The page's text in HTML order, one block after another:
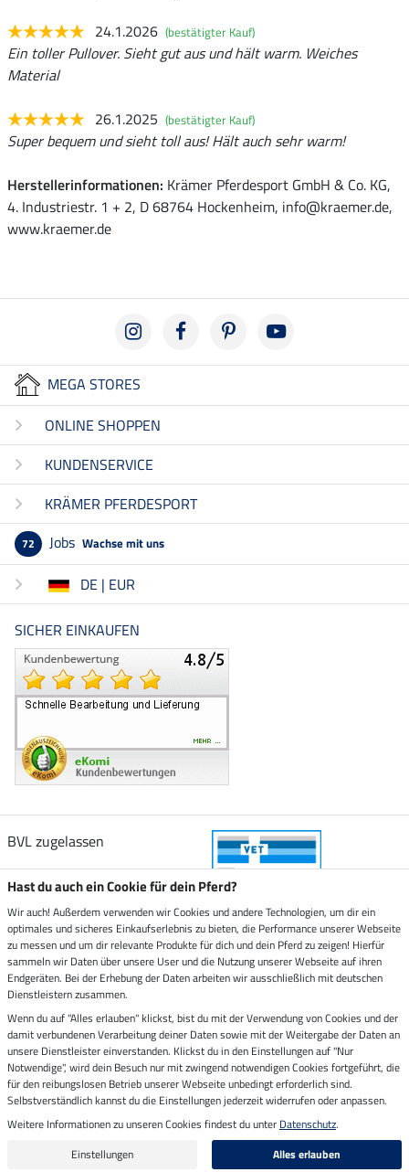
24.1.2026 (bestätigter Kauf)
Ein toller Pullover. Sieht gut aus und hält warm. Weiches
Material
26.1.2025 (bestätigter Kauf)
Super bequem und sieht toll aus! Hält auch sehr warm!
Herstellerinformationen: Krämer Pferdesport GmbH & Co. KG,
4. Industriestr. 1 + 2, D 68764 Hockenheim, info@kraemer.de,
www.kraemer.de
MEGA STORES
ONLINE SHOPPEN
KUNDENSERVICE
KRÄMER PFERDESPORT
72 Jobs Wachse mit uns
DE | EUR
SICHER EINKAUFEN
BVL zugelassen
Zustellung durch
Sicher bezahlen mit
Rechnung Vorkasse
Impressum
Letzte Aktualisierung am 08.08.2026 um 06:59
Alle Preise in Euro inkl. MwSt. zzgl.
Versandkosten
Hast du auch ein Cookie für dein Pferd?
Wir auch! Außerdem verwenden wir Cookies und andere Technologien, um dir ein
optimales und sicheres Einkaufserlebnis zu bieten, die Performance unserer Webseite
zu messen und um dir relevante Produkte für dich und dein Pferd zu zeigen! Hierfür
sammeln wir Daten über unsere User und die Nutzung unserer Webseite auf ihren
Endgeräten. Bei der Erhebung der Daten arbeiten wir ausschließlich mit deutschen
Dienstleistern zusammen.
Wenn du auf "Alles erlauben" klickst, bist du mit der Verwendung von Cookies und der
damit verbundenen Verarbeitung deiner Daten sowie mit der Weitergabe der Daten an
unsere Dienstleister einverstanden. Klickst du in den Einstellungen auf "Nur
Notwendige", wird dein Besuch nur mit zwingend notwendigen Cookies fortgeführt, die
für den reibungslosen Betrieb unserer Webseite unbedingt erforderlich sind.
Selbstverständlich kannst du die Einstellungen jederzeit widerrufen oder anpassen.
Weitere Informationen zu unseren Cookies findest du unter Datenschutz.
Einstellungen
Alles erlauben